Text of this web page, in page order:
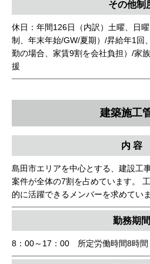
その他制
休日：年間126日（内訳）土曜、日
制、年末年始/GW/夏期）/昇給年1回
勤の場合、家賃9割を会社負担）/家
援
建築施工
内 容
島田市エリアを中心とする、建設工
案件が全体の7割を占めています。
的に活躍できるメンバーを求めていま
勤務期間
8：00～17：00 所定労働時間8時